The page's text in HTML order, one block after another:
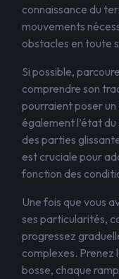
connaissance du
mouvements
obstacles en toute
Si possible,
comprendre son
pourraient poser
également l’état
des parties
est cruciale pour
fonction des
Une fois que vous
ses particularités,
progressez
complexes. Prenez
bosse, chaque